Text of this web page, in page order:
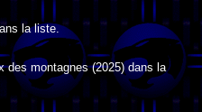
la liste.
des montagnes (2025) dans la